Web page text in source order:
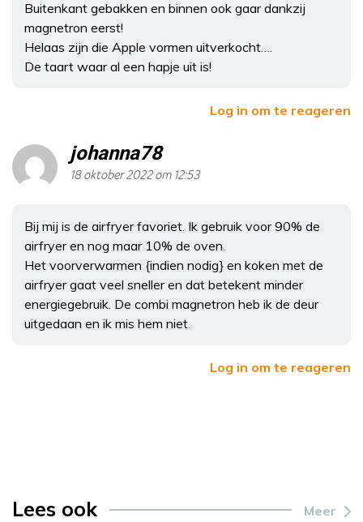
Buitenkant gebakken en binnen ook gaar dankzij
magnetron eerst!
Helaas zijn die Apple vormen uitverkocht….
De taart waar al een hapje uit is!
Log in om te reageren
johanna78
18 oktober 2022 om 12:53
Bij mij is de airfryer favoriet. Ik gebruik voor 90% de
airfryer en nog maar 10% de oven.
Het voorverwarmen {indien nodig} en koken met de
airfryer gaat veel sneller en dat betekent minder
energiegebruik. De combi magnetron heb ik de deur
uitgedaan en ik mis hem niet.
Log in om te reageren
Lees ook Meer